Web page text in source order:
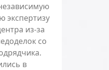
экспертизу
из-за
со
в